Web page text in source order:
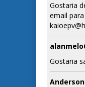
Gostaria
email
Gostaria
Anderson